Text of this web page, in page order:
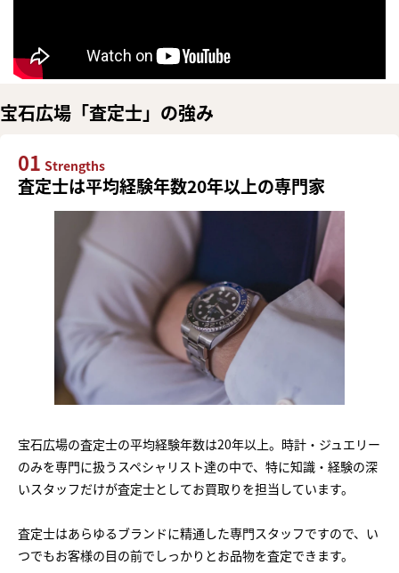
宝石広場「査定士」の強み
01 Strengths
査定士は平均経験年数20年以上の専門家
宝石広場の査定士の平均経験年数は20年以上。時計・ジュエリー
のみを専門に扱うスペシャリスト達の中で、特に知識・経験の深
いスタッフだけが査定士としてお買取りを担当しています。
査定士はあらゆるブランドに精通した専門スタッフですので、い
つでもお客様の目の前でしっかりとお品物を査定できます。